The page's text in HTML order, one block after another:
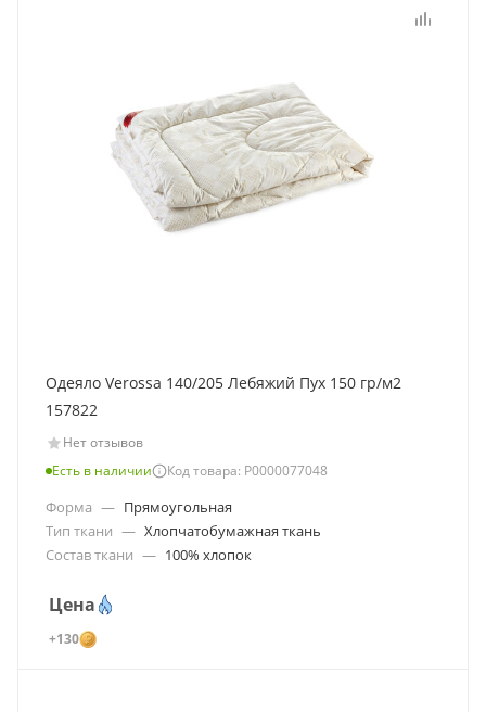
Одеяло Verossa 140/205 Лебяжий Пух 150 гр/м2
157822
Нет отзывов
Есть в наличии
Код товара: Р0000077048
Форма — Прямоугольная
Тип ткани — Хлопчатобумажная ткань
Состав ткани — 100% хлопок
Цена
+130